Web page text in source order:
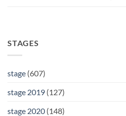
STAGES
stage (607)
stage 2019 (127)
stage 2020 (148)